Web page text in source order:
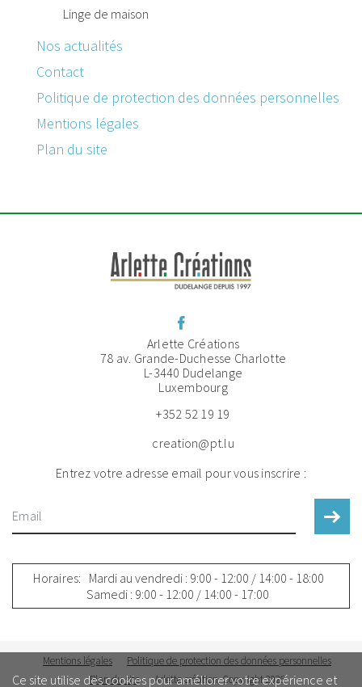
Linge de maison
Nos actualités
Contact
Politique de protection des données personnelles
Mentions légales
Plan du site
Arlette Créations
78 av. Grande-Duchesse Charlotte
L-3440 Dudelange
Luxembourg
+352 52 19 19
creation@pt.lu
Entrez votre adresse email pour vous inscrire :
Horaires: Mardi au vendredi : 9:00 - 12:00 / 14:00 - 18:00
Samedi : 9:00 - 12:00 / 14:00 - 17:00
Mentions légales
Politique de protection des données personnelles
Plan du site
Arlette création, Copyright 2026
Ce site utilise des cookies pour améliorer votre expérience et